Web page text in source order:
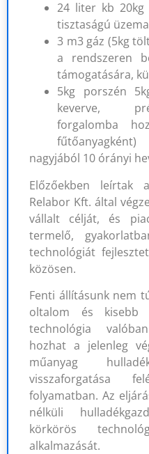
24 liter kb 20kg
tisztaságú
3 m3 gáz (5kg
a rendszeren
támogatására,
5kg porszén
keverve,
forgalomba
fűtőanyagként)
nagyjából 10 órányi
Előzőekben leírtak
Relabor Kft. által
vállalt célját, és
termelő,
technológiát
közösen.
Fenti állításunk nem
oltalom és
technológia
hozhat a jelenleg
műanyag
visszaforgatása
folyamatban. Az
nélküli
körkörös
alkalmazását.